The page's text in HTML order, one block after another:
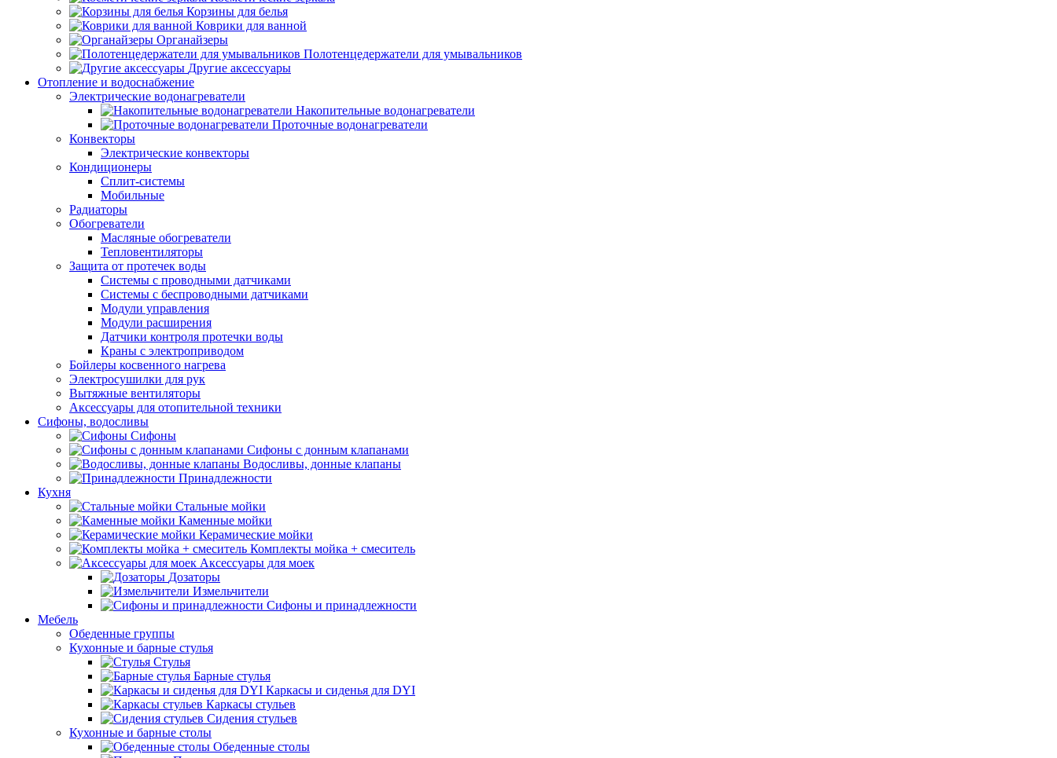
Корзины для белья
Коврики для ванной
Органайзеры
Полотенцедержатели для умывальников
Другие аксессуары
Отопление и водоснабжение
Электрические водонагреватели
Накопительные водонагреватели
Проточные водонагреватели
Конвекторы
Электрические конвекторы
Кондиционеры
Сплит-системы
Мобильные
Радиаторы
Обогреватели
Масляные обогреватели
Тепловентиляторы
Защита от протечек воды
Системы с проводными датчиками
Системы с беспроводными датчиками
Модули управления
Модули расширения
Датчики контроля протечки воды
Краны с электроприводом
Бойлеры косвенного нагрева
Электросушилки для рук
Вытяжные вентиляторы
Аксессуары для отопительной техники
Сифоны, водосливы
Сифоны
Сифоны с донным клапанами
Водосливы, донные клапаны
Принадлежности
Кухня
Стальные мойки
Каменные мойки
Керамические мойки
Комплекты мойка + смеситель
Аксессуары для моек
Дозаторы
Измельчители
Сифоны и принадлежности
Мебель
Обеденные группы
Кухонные и барные стулья
Стулья
Барные стулья
Каркасы и сиденья для DYI
Каркасы стульев
Сидения стульев
Кухонные и барные столы
Обеденные столы